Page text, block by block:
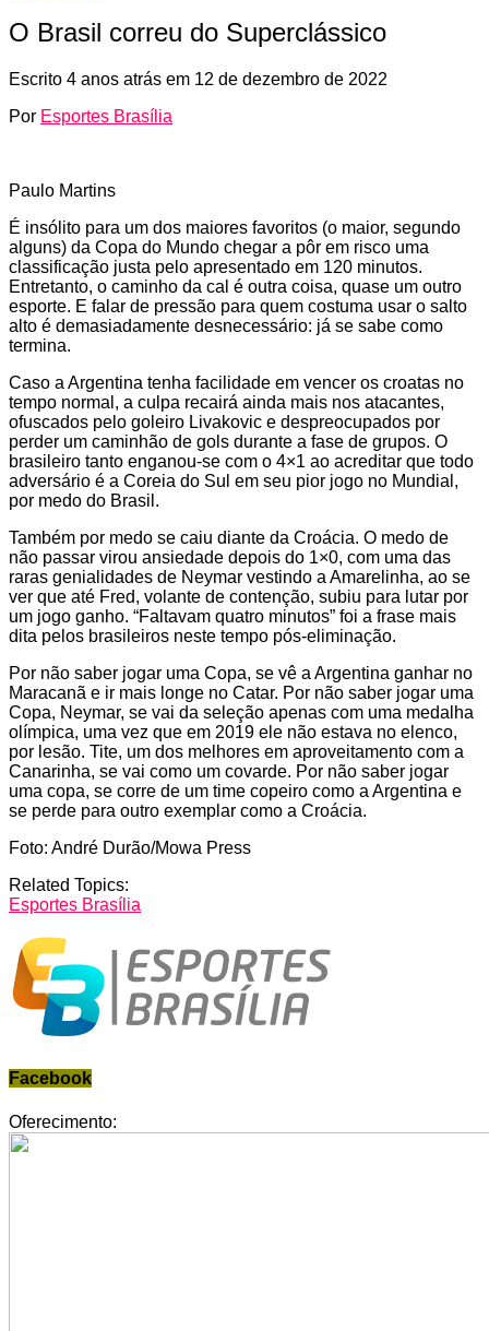
O Brasil correu do Superclássico
Escrito 4 anos atrás em 12 de dezembro de 2022
Por Esportes Brasília
Paulo Martins
É insólito para um dos maiores favoritos (o maior, segundo
alguns) da Copa do Mundo chegar a pôr em risco uma
classificação justa pelo apresentado em 120 minutos.
Entretanto, o caminho da cal é outra coisa, quase um outro
esporte. E falar de pressão para quem costuma usar o salto
alto é demasiadamente desnecessário: já se sabe como
termina.
Caso a Argentina tenha facilidade em vencer os croatas no
tempo normal, a culpa recairá ainda mais nos atacantes,
ofuscados pelo goleiro Livakovic e despreocupados por
perder um caminhão de gols durante a fase de grupos. O
brasileiro tanto enganou-se com o 4×1 ao acreditar que todo
adversário é a Coreia do Sul em seu pior jogo no Mundial,
por medo do Brasil.
Também por medo se caiu diante da Croácia. O medo de
não passar virou ansiedade depois do 1×0, com uma das
raras genialidades de Neymar vestindo a Amarelinha, ao se
ver que até Fred, volante de contenção, subiu para lutar por
um jogo ganho. “Faltavam quatro minutos” foi a frase mais
dita pelos brasileiros neste tempo pós-eliminação.
Por não saber jogar uma Copa, se vê a Argentina ganhar no
Maracanã e ir mais longe no Catar. Por não saber jogar uma
Copa, Neymar, se vai da seleção apenas com uma medalha
olímpica, uma vez que em 2019 ele não estava no elenco,
por lesão. Tite, um dos melhores em aproveitamento com a
Canarinha, se vai como um covarde. Por não saber jogar
uma copa, se corre de um time copeiro como a Argentina e
se perde para outro exemplar como a Croácia.
Foto: André Durão/Mowa Press
Related Topics:
Esportes Brasília
Facebook
Oferecimento: